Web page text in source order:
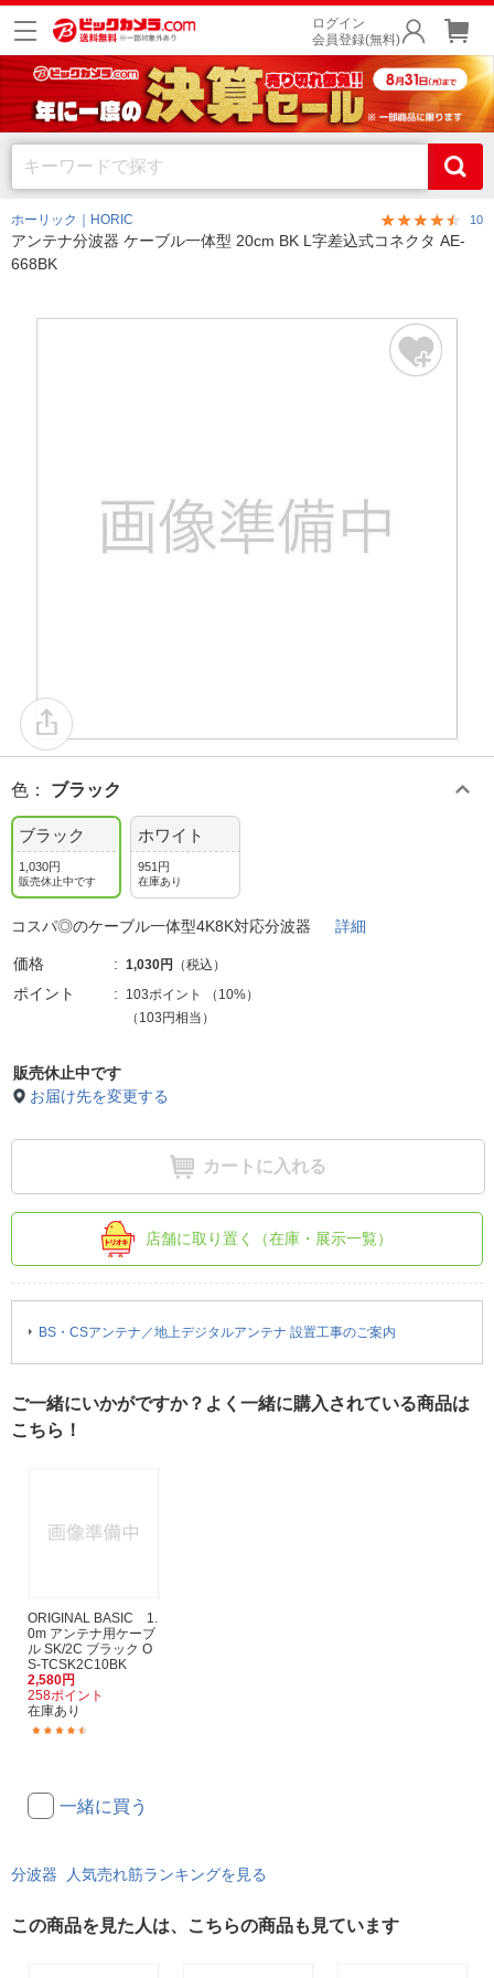
ログイン
会員登録(無料)
ホーリック｜HORIC 10
アンテナ分波器 ケーブル一体型 20cm BK L字差込式コネクタ AE-
668BK
色 ： ブラック
ブラック
1,030円
販売休止中です
ホワイト
951円
在庫あり
コスパ◎のケーブル一体型4K8K対応分波器 詳細
価格 1,030円 （税込）
ポイント 103ポイント （ 10%）
（103円相当）
販売休止中です
お届け先を変更する
カートに入れる
店舗に取り置く（在庫・展示一覧）
BS・CSアンテナ／地上デジタルアンテナ 設置工事のご案内
ご一緒にいかがですか？よく一緒に購入されている商品は
こちら！
ORIGINAL BASIC 1.
0m アンテナ用ケーブ
ル SK/2C ブラック O
S-TCSK2C10BK
2,580円
258ポイント
在庫あり
一緒に買う
分波器 人気売れ筋ランキングを見る
この商品を見た人は、こちらの商品も見ています